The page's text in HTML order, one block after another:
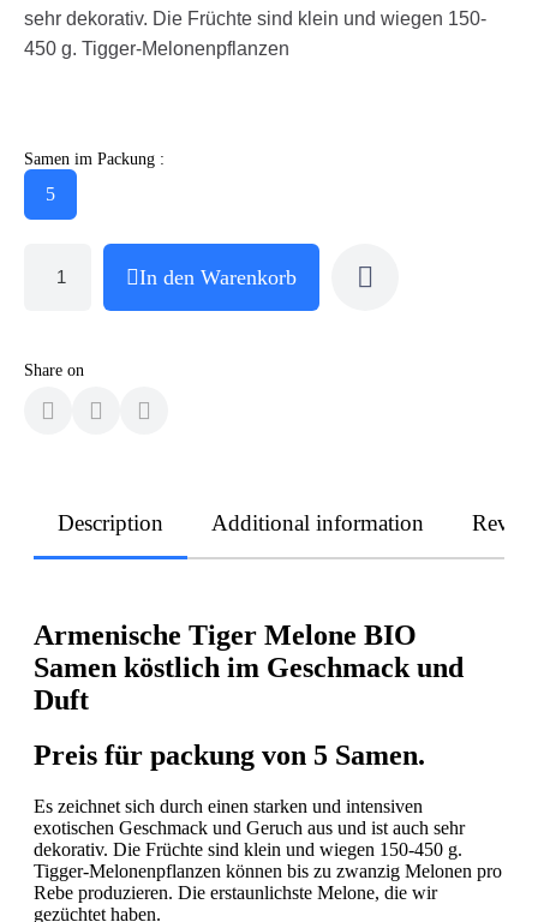
sehr dekorativ. Die Früchte sind klein und wiegen 150-
450 g. Tigger-Melonenpflanzen
Samen im Packung :
5
In den Warenkorb
Share on
Description Additional information
Armenische Tiger Melone BIO
Samen köstlich im Geschmack und
Duft
Preis für packung von 5 Samen.
Es zeichnet sich durch einen starken und intensiven
exotischen Geschmack und Geruch aus und ist auch sehr
dekorativ. Die Früchte sind klein und wiegen 150-450 g.
Tigger-Melonenpflanzen können bis zu zwanzig Melonen pro
Rebe produzieren. Die erstaunlichste Melone, die wir
gezüchtet haben.